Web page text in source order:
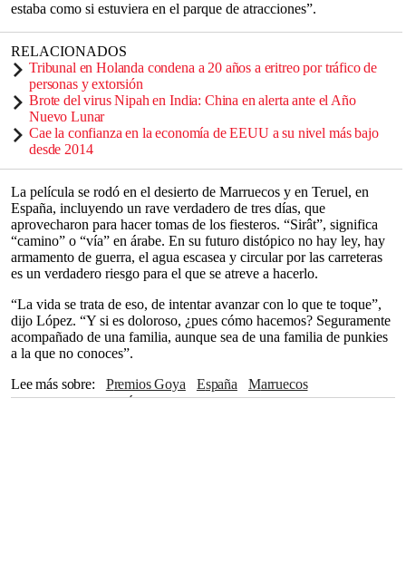
estaba como si estuviera en el parque de atracciones”.
RELACIONADOS
Tribunal en Holanda condena a 20 años a eritreo por tráfico de
personas y extorsión
Brote del virus Nipah en India: China en alerta ante el Año
Nuevo Lunar
Cae la confianza en la economía de EEUU a su nivel más bajo
desde 2014
La película se rodó en el desierto de Marruecos y en Teruel, en
España, incluyendo un rave verdadero de tres días, que
aprovecharon para hacer tomas de los fiesteros. “Sirât”, significa
“camino” o “vía” en árabe. En su futuro distópico no hay ley, hay
armamento de guerra, el agua escasea y circular por las carreteras
es un verdadero riesgo para el que se atreve a hacerlo.
“La vida se trata de eso, de intentar avanzar con lo que te toque”,
dijo López. “Y si es doloroso, ¿pues cómo hacemos? Seguramente
acompañado de una familia, aunque sea de una familia de punkies
a la que no conoces”.
Lee más sobre
Premios Goya España
Marruecos